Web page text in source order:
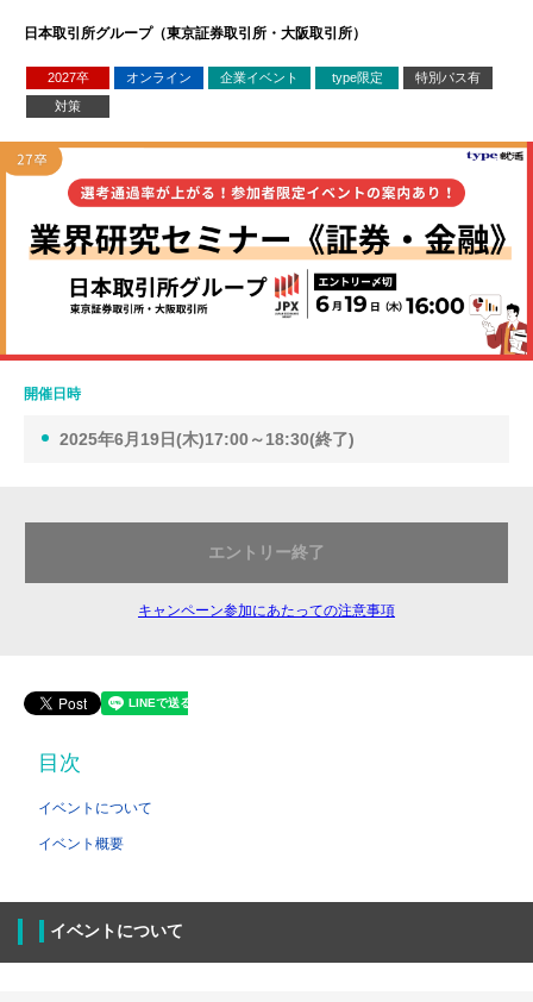
日本取引所グループ（東京証券取引所・大阪取引所）
2027卒 オンライン 企業イベント type限定
特別パス有
対策
開催日時
2025年6月19日(木)17:00～18:30(終了)
エントリー終了
キャンペーン参加にあたっての注意事項
目次
イベントについて
イベント概要
イベントについて